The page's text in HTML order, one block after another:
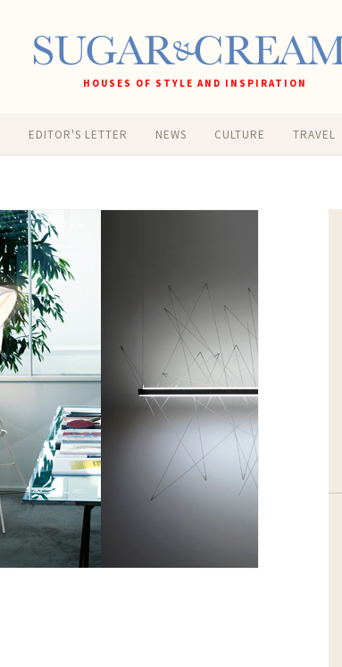
HOUSES OF STYLE AND INSPIRATION
EDITOR'S LETTER NEWS CULTURE TRAVEL